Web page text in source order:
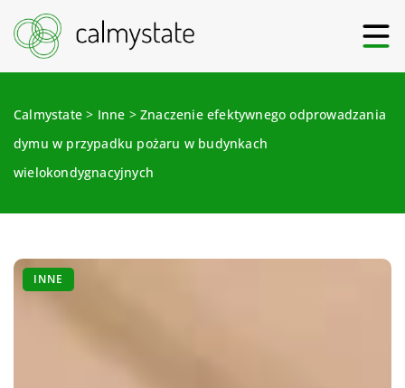
Calmystate > Inne >Znaczenie efektywnego odprowadzania
dymu w przypadku pożaru w budynkach
wielokondygnacyjnych
INNE